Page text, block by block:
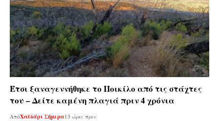
Έτσι ξαναγεννήθηκε το Ποικίλο από τις στάχτες
του – Δείτε καμένη πλαγιά πριν 4 χρόνια
ΑπόΧαϊδάρι Σήμερα 13 ώρες πριν